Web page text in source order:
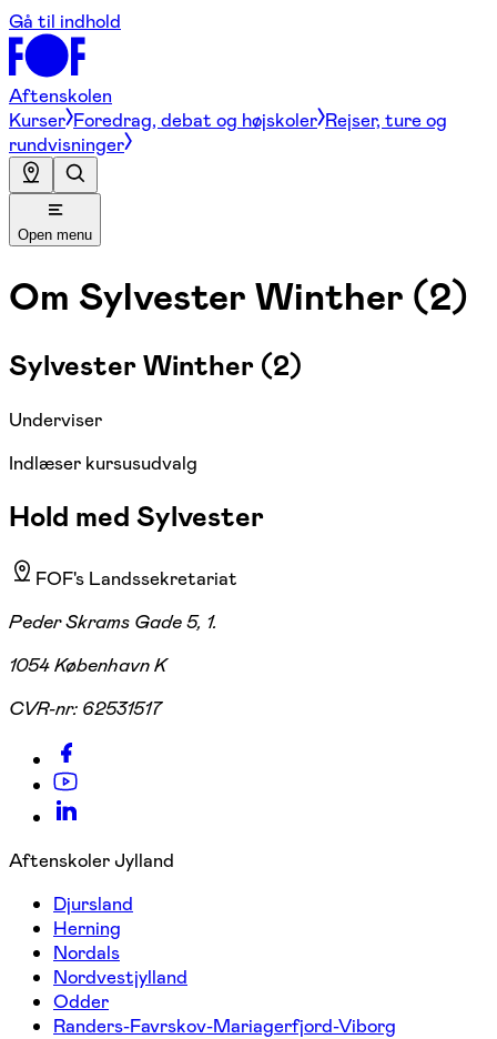
Gå til indhold
Aftenskolen
Kurser Foredrag, debat og højskoler Rejser, ture og
rundvisninger
Open menu
Om Sylvester Winther (2)
Sylvester Winther (2)
Underviser
Indlæser kursusudvalg
Hold med Sylvester
FOF's Landssekretariat
Peder Skrams Gade 5, 1.
1054 København K
CVR-nr: 62531517
Aftenskoler Jylland
Djursland
Herning
Nordals
Nordvestjylland
Odder
Randers-Favrskov-Mariagerfjord-Viborg